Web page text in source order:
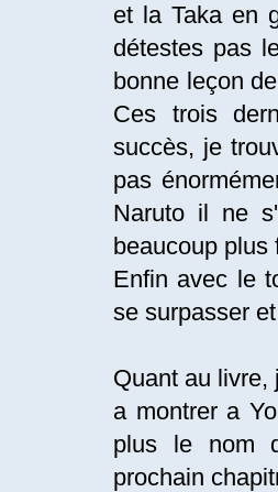
et la Taka en
détestes pas
bonne leçon
Ces trois
succès, je
pas
Naruto il ne
beaucoup plus
Enfin avec le
se surpasser
Quant au livre,
a montrer a
plus le nom
prochain